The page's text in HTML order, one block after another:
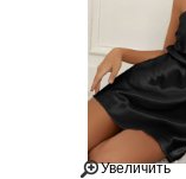
Увеличить